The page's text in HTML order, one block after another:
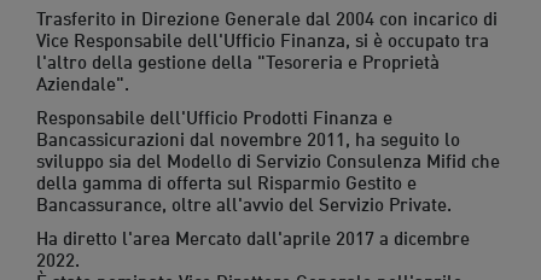
Trasferito in Direzione Generale dal 2004 con incarico di
Vice Responsabile dell'Ufficio Finanza, si è occupato tra
l'altro della gestione della "Tesoreria e Proprietà
Aziendale".
Responsabile dell'Ufficio Prodotti Finanza e
Bancassicurazioni dal novembre 2011, ha seguito lo
sviluppo sia del Modello di Servizio Consulenza Mifid che
della gamma di offerta sul Risparmio Gestito e
Bancassurance, oltre all'avvio del Servizio Private.
Ha diretto l'area Mercato dall'aprile 2017 a dicembre
2022.